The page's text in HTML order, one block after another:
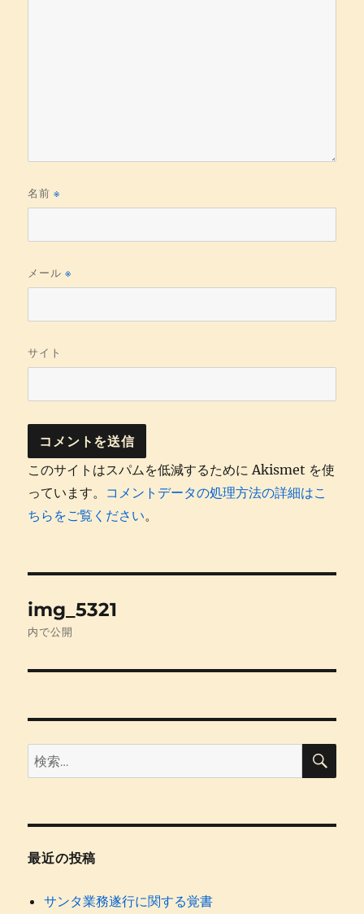
名前※
メール※
サイト
このサイトはスパムを低減するために Akismet を使
っています。 コメントデータの処理方法の詳細はこ
ちらをご覧ください。
稿
ゲ
ー
ョ
ン
img_5321
内で公開
検
索:
検
最近の投稿
サンタ業務遂行に関する覚書